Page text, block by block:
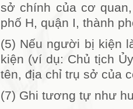
sở chính của cơ
phố H, quận I, thành
(5) Nếu người bị kiện
kiện (ví dụ: Chủ tịch
tên, địa chỉ trụ sở của
(7) Ghi tương tự như